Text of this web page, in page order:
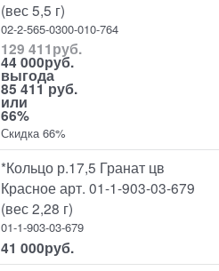
(вес 5,5 г)
02-2-565-0300-010-764
129 411руб.
44 000руб.
выгода
85 411 руб.
или
66%
Скидка 66%
*Кольцо р.17,5 Гранат цв
Красное арт. 01-1-903-03-679
(вес 2,28 г)
01-1-903-03-679
41 000руб.